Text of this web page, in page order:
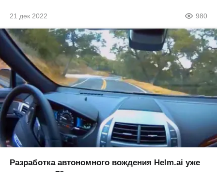
21 дек 2022 980
Разработка автономного вождения Helm.ai уже